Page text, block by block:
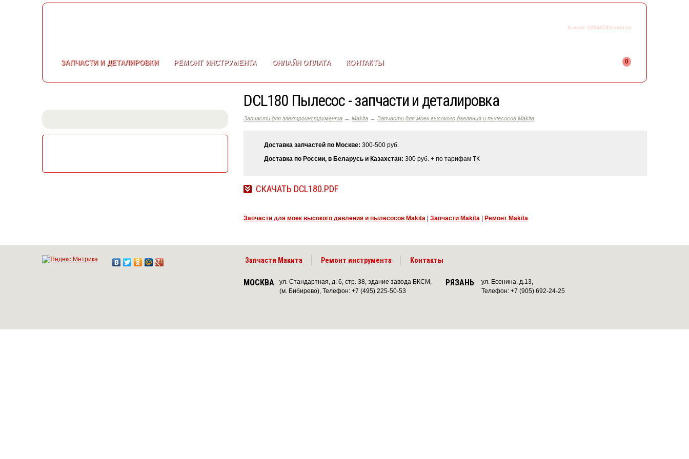
E-mail: 2255053@mail.ru
0
ЗАПЧАСТИИ ДЕТАЛИРОВКИ РЕМОНТИНСТРУМЕНТА ОНЛАЙН ОПЛАТА КОНТАКТЫ
DCL180 Пылесос - запчасти и деталировка
Запчасти для электроинструмента →Makita →Запчасти для моек высокого давления и пылесосов Makita
Доставка запчастей по Москве: 300-500 руб.
Доставка по России, в Беларусь и Казахстан: 300 руб. + по тарифам ТК
СКАЧАТЬ DCL180.PDF
Запчасти для моек высокого давления и пылесосов Makita |Запчасти Makita Ремонт Makita
Запчасти Макита Ремонт инструмента Контакты
МОСКВА
ул. Стандартная, д. 6, стр. 38, здание завода БКСМ,
(м. Бибирево), Телефон: +7 (495) 225-50-53
РЯЗАНЬ
ул. Есенина, д.13,
Телефон: +7 (905) 692-24-25